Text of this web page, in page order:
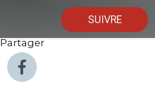
SUIVRE
Partager